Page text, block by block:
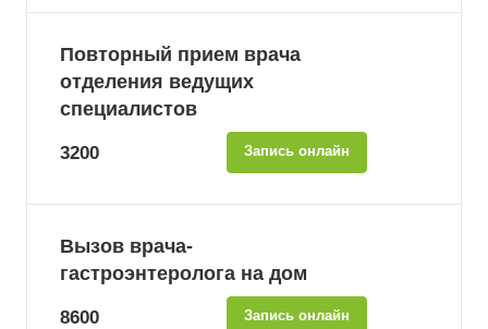
Повторный прием врача
отделения ведущих
специалистов
3200 Запись онлайн
Вызов врача-
гастроэнтеролога на дом
8600 Запись онлайн